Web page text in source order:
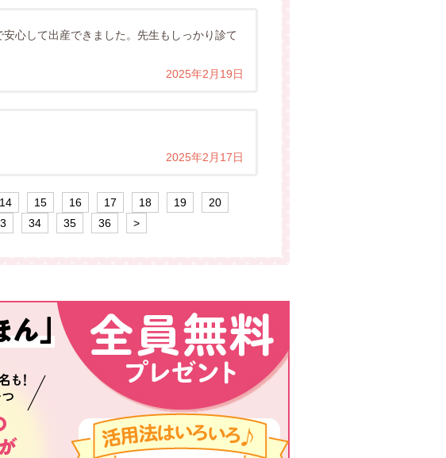
心して出産できました。先生もしっかり診て
2025年2月19日
2025年2月17日
14 15 16 17 18 19
20
34 35 36 >